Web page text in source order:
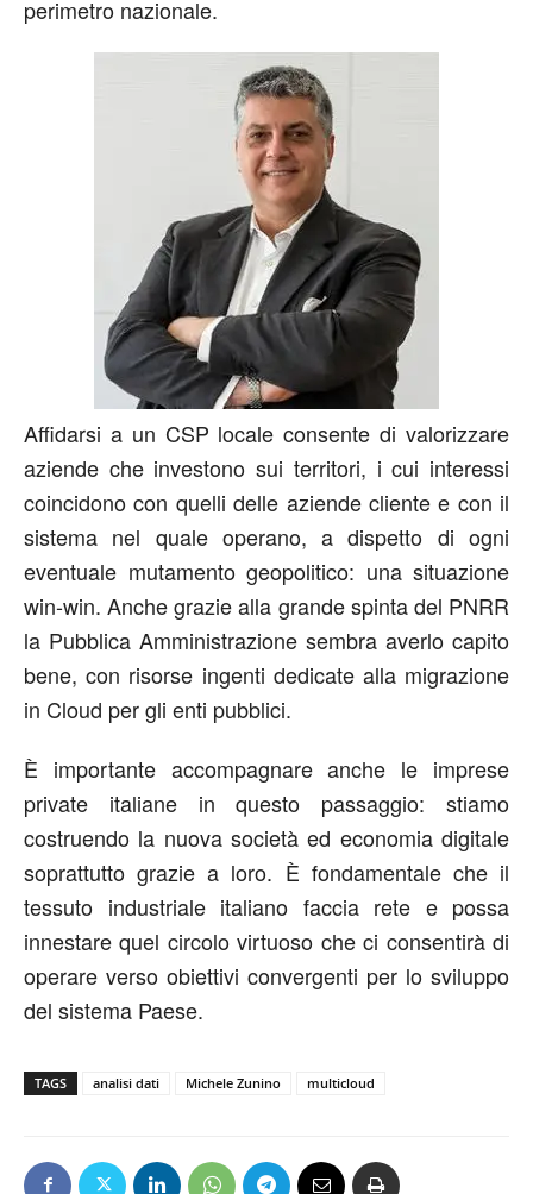
perimetro nazionale.
Affidarsi a un CSP locale consente di valorizzare
aziende che investono sui territori, i cui interessi
coincidono con quelli delle aziende cliente e con il
sistema nel quale operano, a dispetto di ogni
eventuale mutamento geopolitico: una situazione
win-win. Anche grazie alla grande spinta del PNRR
la Pubblica Amministrazione sembra averlo capito
bene, con risorse ingenti dedicate alla migrazione
in Cloud per gli enti pubblici.
È importante accompagnare anche le imprese
private italiane in questo passaggio: stiamo
costruendo la nuova società ed economia digitale
soprattutto grazie a loro. È fondamentale che il
tessuto industriale italiano faccia rete e possa
innestare quel circolo virtuoso che ci consentirà di
operare verso obiettivi convergenti per lo sviluppo
del sistema Paese.
TAGS analisi dati Michele Zunino multicloud